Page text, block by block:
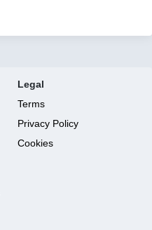
Legal
Terms
Privacy Policy
Cookies